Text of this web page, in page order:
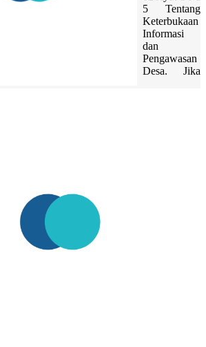
5 Tentang
Keterbukaan
Informasi
dan
Pengawasan
Desa. Jika